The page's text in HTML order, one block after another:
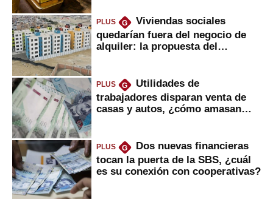
PLUS G
Viviendas sociales
quedarían fuera del negocio de
alquiler: la propuesta del
PLUS G
Utilidades de
trabajadores disparan venta de
casas y autos, ¿cómo amasan
PLUS G
Dos nuevas financieras
tocan la puerta de la SBS, ¿cuál
es su conexión con cooperativas?